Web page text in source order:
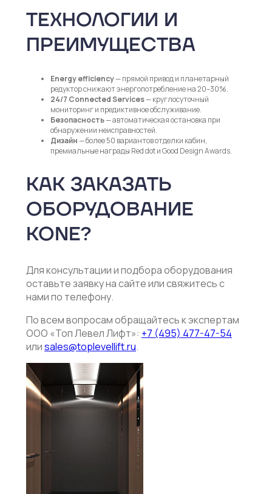
ТЕХНОЛОГИИ И
ПРЕИМУЩЕСТВА
Energy efficiency— прямой привод и планетарный
редуктор снижают энергопотребление на 20–30%.
24/7 Connected Services— круглосуточный
мониторинг и предиктивное обслуживание.
Безопасность— автоматическая остановка при
обнаружении неисправностей.
Дизайн— более 50 вариантов отделки кабин,
премиальные награды Red dot и Good Design Awards.
КАК ЗАКАЗАТЬ
ОБОРУДОВАНИЕ
KONE?
Для консультации и подбора оборудования
оставьте заявку на сайте или свяжитесь с
нами по телефону.
По всем вопросам обращайтесь к экспертам
ООО «Топ Левел Лифт»: +7 (495) 477-47-54
илиsales@toplevellift.ru.